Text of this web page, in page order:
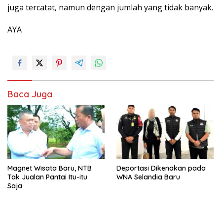
juga tercatat, namun dengan jumlah yang tidak banyak.
AYA
Baca Juga
Magnet Wisata Baru, NTB
Tak Jualan Pantai Itu-itu
Saja
Deportasi Dikenakan pada
WNA Selandia Baru